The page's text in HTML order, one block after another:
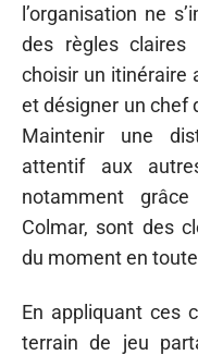
l’organisation ne
des règles claires
choisir un itinéraire
et désigner un chef
Maintenir une
attentif aux
notamment
Colmar, sont des
du moment en
En appliquant ces
terrain de jeu